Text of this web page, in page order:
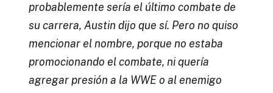
probablemente sería el último combate de
su carrera, Austin dijo que sí. Pero no quiso
mencionar el nombre, porque no estaba
promocionando el combate, ni quería
agregar presión a la WWE o al enemigo